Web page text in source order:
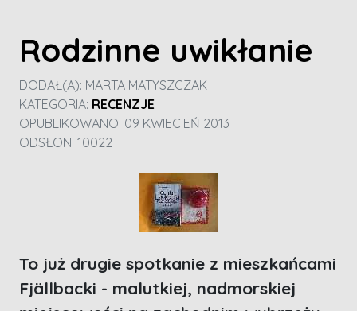
Rodzinne uwikłanie
DODAŁ(A): MARTA MATYSZCZAK
KATEGORIA: RECENZJE
OPUBLIKOWANO: 09 KWIECIEŃ 2013
ODSŁON: 10022
To już drugie spotkanie z mieszkańcami
Fjällbacki - malutkiej, nadmorskiej